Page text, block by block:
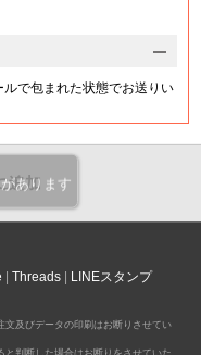
で包まれた状態でお送りい
追加
あります
Threads LINEスタンプ
文及びデータの印刷はお断りさせてい